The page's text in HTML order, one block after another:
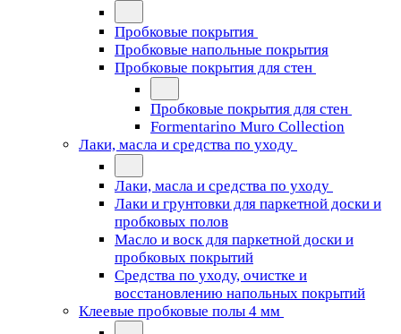
Пробковые покрытия
Пробковые напольные покрытия
Пробковые покрытия для стен
Пробковые покрытия для стен
Formentarino Muro Collection
Лаки, масла и средства по уходу
Лаки, масла и средства по уходу
Лаки и грунтовки для паркетной доски и
пробковых полов
Масло и воск для паркетной доски и
пробковых покрытий
Средства по уходу, очистке и
восстановлению напольных покрытий
Клеевые пробковые полы 4 мм